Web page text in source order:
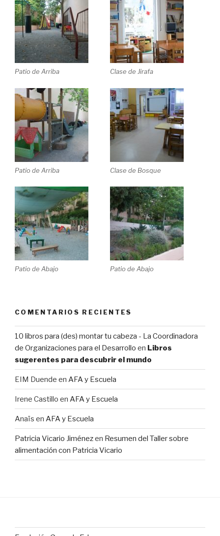
Patio de Arriba Clase de Jirafa
Patio de Arriba Clase de Bosque
Patio de Abajo Patio de Abajo
COMENTARIOS RECIENTES
10 libros para (des) montar tu cabeza - La Coordinadora
de Organizaciones para el Desarrollo en Libros
sugerentes para descubrir el mundo
EIM Duende en AFA y Escuela
Irene Castillo en AFA y Escuela
Anaïs en AFA y Escuela
Patricia Vicario Jiménezen Resumen del Taller sobre
alimentación con Patricia Vicario